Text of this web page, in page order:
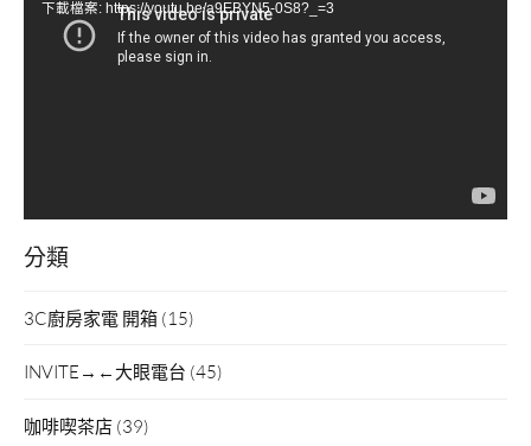
下載檔案: https://youtu.be/a9EBYN5-0S8?_=3
分類
3C廚房家電 開箱 (15)
INVITE→←大眼電台 (45)
咖啡喫茶店 (39)